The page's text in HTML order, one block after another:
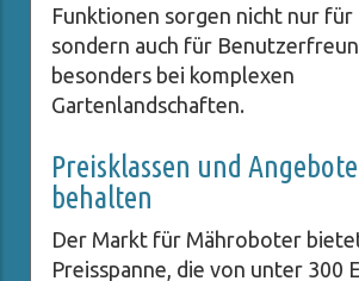
Funktionen sorgen nicht nur
sondern auch für
besonders bei komplexen
Gartenlandschaften.
Preisklassen und
behalten
Der Markt für Mähroboter
Preisspanne, die von unter 300